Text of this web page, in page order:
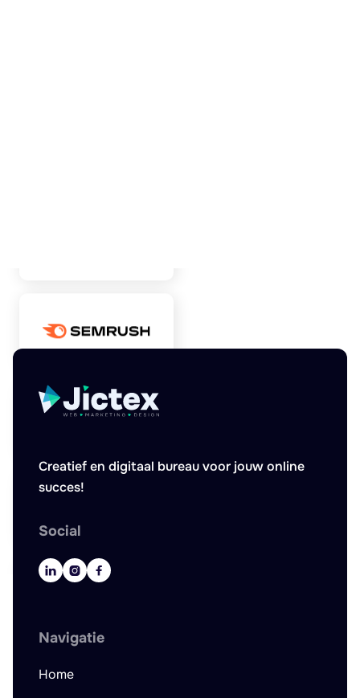
Creatief en digitaal bureau voor jouw online
succes!
Social
  
Navigatie
Home